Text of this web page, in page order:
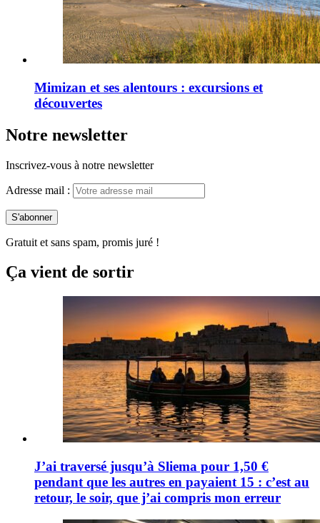
Mimizan et ses alentours : excursions et
découvertes
Notre newsletter
Inscrivez-vous à notre newsletter
Adresse mail :
Gratuit et sans spam, promis juré !
Ça vient de sortir
J’ai traversé jusqu’à Sliema pour 1,50 €
pendant que les autres en payaient 15 : c’est au
retour, le soir, que j’ai compris mon erreur